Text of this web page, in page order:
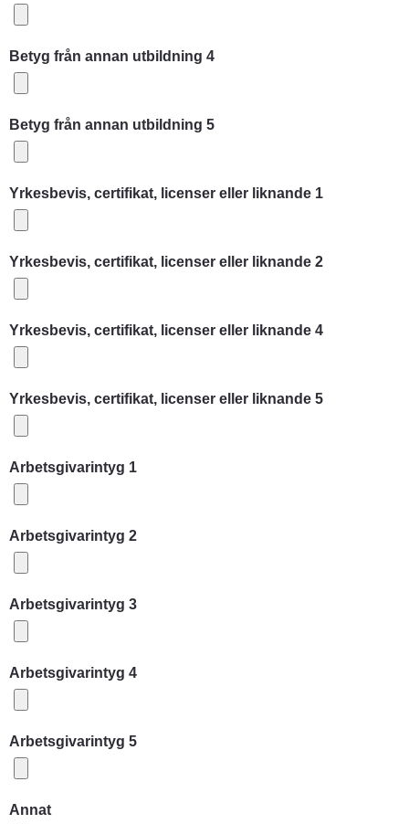
Betyg från annan utbildning 4
Betyg från annan utbildning 5
Yrkesbevis, certifikat, licenser eller liknande 1
Yrkesbevis, certifikat, licenser eller liknande 2
Yrkesbevis, certifikat, licenser eller liknande 4
Yrkesbevis, certifikat, licenser eller liknande 5
Arbetsgivarintyg 1
Arbetsgivarintyg 2
Arbetsgivarintyg 3
Arbetsgivarintyg 4
Arbetsgivarintyg 5
Annat